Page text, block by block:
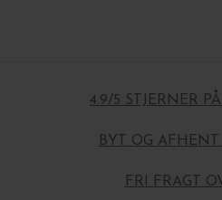
4.9/5 STJERNER
BYT OG
FRI FRAGT